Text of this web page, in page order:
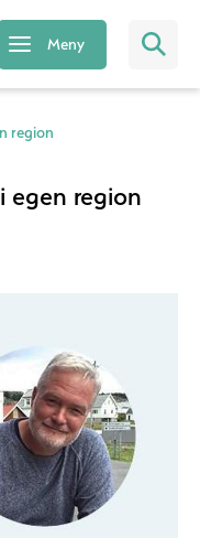
Meny
region
egen region